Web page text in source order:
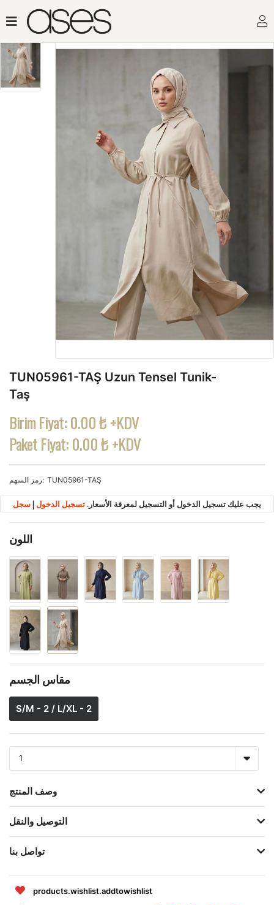
TUN05961-TAŞ Uzun Tensel Tunik-
Taş
Birim Fiyat:0.00 ₺ +KDV
Paket Fiyat:0.00 ₺ +KDV
رمز السهم TUN05961-TAŞ
يجب عليك تسجيل الدخول أو التسجيل لمعرفة الأسعار. تسجيل الدخول | سجل
اللون
مقاس الجسم
S/M - 2 / L/XL - 2
وصف المنتج
التوصيل والنقل
تواصل بنا
products.wishlist.addtowishlist